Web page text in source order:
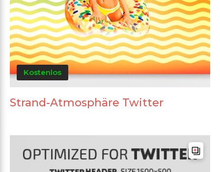
Kostenlos
Strand-Atmosphäre Twitter